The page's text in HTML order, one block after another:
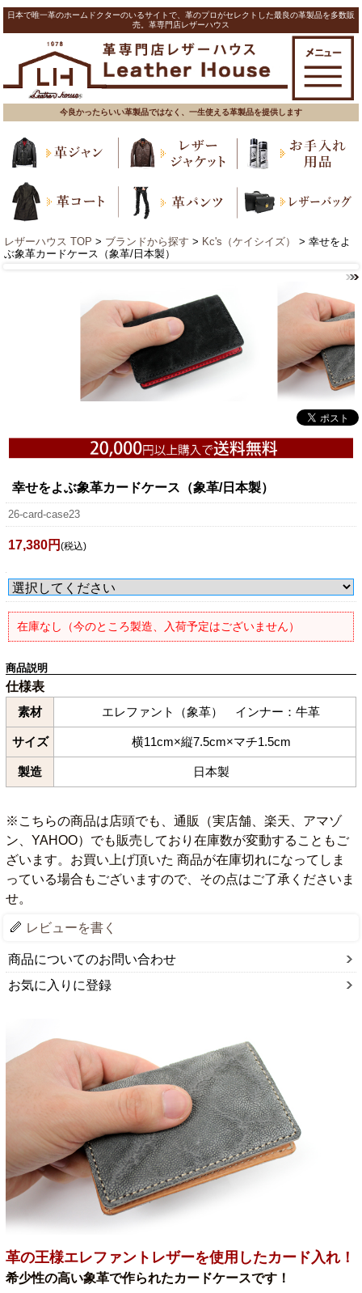
日本で唯一革のホームドクターのいるサイトで、革のプロがセレクトした最良の革製品を多数販
売。革専門店レザーハウス
今良かったらいい革製品ではなく、一生使える革製品を提供します
レザーハウス TOP > ブランドから探す > Kc's（ケイシイズ）
> 幸せをよ
ぶ象革カードケース（象革/日本製）
幸せをよぶ象革カードケース（象革/日本製）
26-card-case23
17,380円 (税込)
在庫なし（今のところ製造、入荷予定はございません）
商品説明
仕様表
素材 エレファント（象革） インナー：牛革
サイズ 横11cm×縦7.5cm×マチ1.5cm
製造 日本製
※こちらの商品は店頭でも、通販（実店舗、楽天、アマゾ
ン、YAHOO）でも販売しており在庫数が変動することもご
ざいます。お買い上げ頂いた 商品が在庫切れになってしま
っている場合もございますので、その点はご了承くださいま
せ。
レビューを書く
商品についてのお問い合わせ
お気に入りに登録
革の王様エレファントレザーを使用したカード入れ！
希少性の高い象革で作られたカードケースです！